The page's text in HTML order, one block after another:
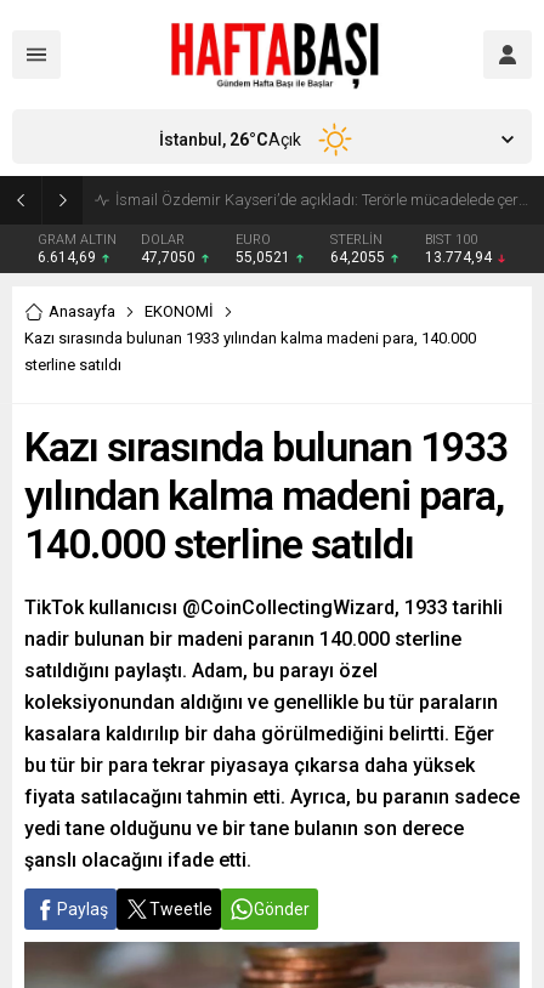
Süleyman Soylu ‘çok korktum’ deyip ilk kez açıkladı: En büyük tehdit dışarısıdır!
GRAM ALTIN
6.614,69
DOLAR
47,7050
EURO
55,0521
STERLİN
64,2055
BIST 100
13.774,94
İstanbul, 26°CAçık
Anasayfa
EKONOMİ
Kazı sırasında bulunan 1933 yılından kalma madeni para, 140.000
sterline satıldı
Kazı sırasında bulunan 1933
yılından kalma madeni para,
140.000 sterline satıldı
TikTok kullanıcısı @CoinCollectingWizard, 1933 tarihli
nadir bulunan bir madeni paranın 140.000 sterline
satıldığını paylaştı. Adam, bu parayı özel
koleksiyonundan aldığını ve genellikle bu tür paraların
kasalara kaldırılıp bir daha görülmediğini belirtti. Eğer
bu tür bir para tekrar piyasaya çıkarsa daha yüksek
fiyata satılacağını tahmin etti. Ayrıca, bu paranın sadece
yedi tane olduğunu ve bir tane bulanın son derece
şanslı olacağını ifade etti.
Paylaş Tweetle Gönder